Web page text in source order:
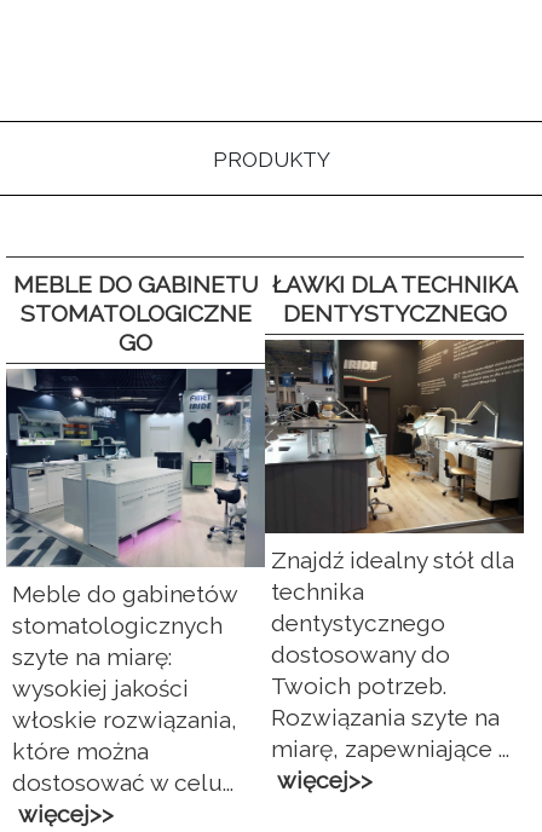
PRODUKTY
MEBLE DO GABINETU
STOMATOLOGICZNE
GO
Meble do gabinetów
stomatologicznych
szyte na miarę:
wysokiej jakości
włoskie rozwiązania,
które można
dostosować w celu...
więcej>>
ŁAWKI DLA TECHNIKA
DENTYSTYCZNEGO
Znajdź idealny stół dla
technika
dentystycznego
dostosowany do
Twoich potrzeb.
Rozwiązania szyte na
miarę, zapewniające ...
więcej>>